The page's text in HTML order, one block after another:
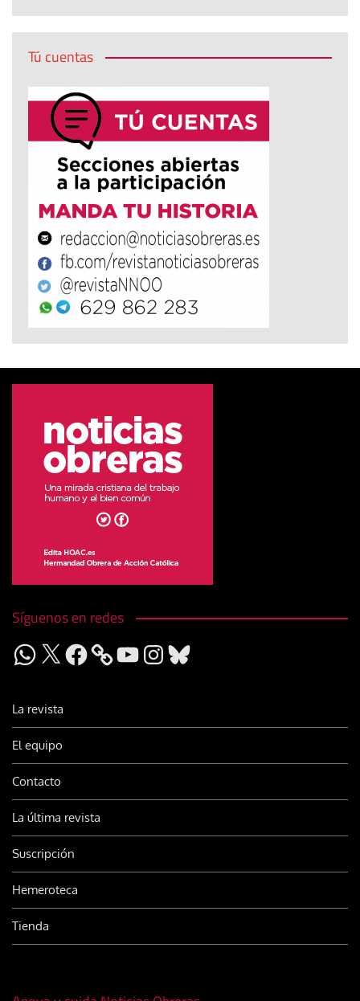
Tú cuentas
Síguenos en redes
WhatsApp
X Facebook YouTubeInstagram
Bluesky
La revista
El equipo
Contacto
La última revista
Suscripción
Hemeroteca
Tienda